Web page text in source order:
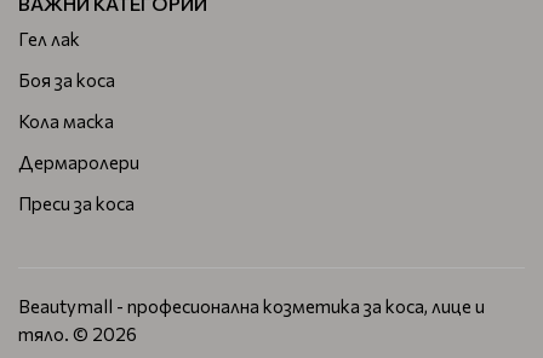
Гел лак
Боя за коса
Кола маска
Дермаролери
Преси за коса
Beautymall - професионална козметика за коса, лице и
тяло. © 2026